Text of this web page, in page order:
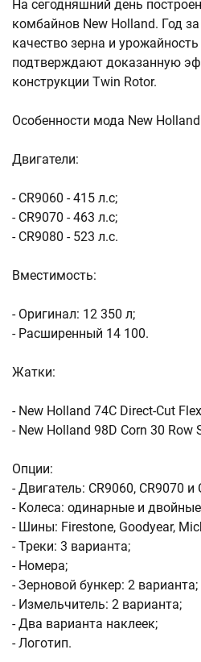
На сегодняшний день
комбайнов New Holland. Год
качество зерна и
подтверждают доказанную
конструкции Twin Rotor.
Особенности мода New
Двигатели:
- CR9060 - 415 л.с;
- CR9070 - 463 л.с;
- CR9080 - 523 л.с.
Вместимость:
- Оригинал: 12 350 л;
- Расширенный 14 100.
Жатки:
- New Holland 74C Direct-Cut
- New Holland 98D Corn 30 Row
Опции:
- Двигатель: CR9060, CR9070 и
- Колеса: одинарные и
- Шины: Firestone, Goodyear,
- Треки: 3 варианта;
- Номера;
- Зерновой бункер: 2 варианта;
- Измельчитель: 2 варианта;
- Два варианта наклеек;
- Логотип.